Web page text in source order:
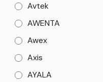
Avtek
AWENTA
Awex
Axis
AYALA